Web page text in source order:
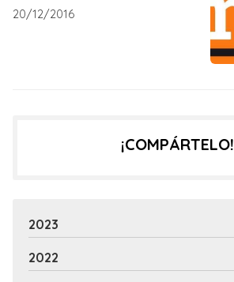
20/12/2016
¡COMPÁRTELO!
2023
2022